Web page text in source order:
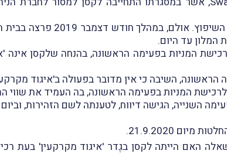
על-פי התכנון היה בית המלון אמור
המלון עד היום.
המניות בפעימה הראשונה, בהנחה שלקסן אינה
השיבה כי אין מדובר בפעולה ב'איגוד
21.9.2020.
האם הייתה לקסן בגֶדר 'איגוד מקרקעין' בעת